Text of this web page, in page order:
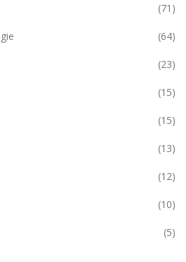
(71)
(64)
(23)
(15)
(15)
(13)
(12)
(10)
(5)